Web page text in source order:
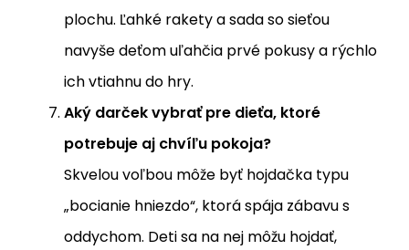
plochu. Ľahké rakety a sada so sieťou
navyše deťom uľahčia prvé pokusy a rýchlo
ich vtiahnu do hry.
Aký darček vybrať pre dieťa, ktoré
potrebuje aj chvíľu pokoja?
Skvelou voľbou môže byť hojdačka typu
„bocianie hniezdo“, ktorá spája zábavu s
oddychom. Deti sa na nej môžu hojdať,